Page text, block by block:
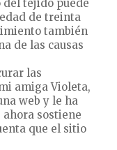
tejido puede
de treinta
también
de las causas
las
amiga Violeta,
web y le ha
sostiene
que el sitio